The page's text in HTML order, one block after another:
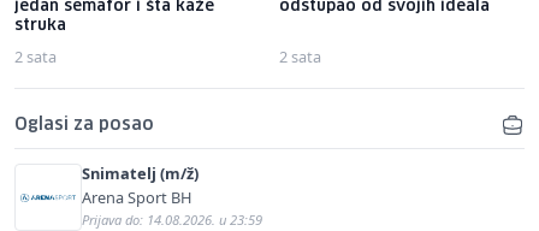
jedan semafor i šta kaže
struka
2 sata
odstupao od svojih ideala
2 sata
Oglasi za posao
Snimatelj (m/ž)
Arena Sport BH
Prijava do: 14.08.2026. u 23:59